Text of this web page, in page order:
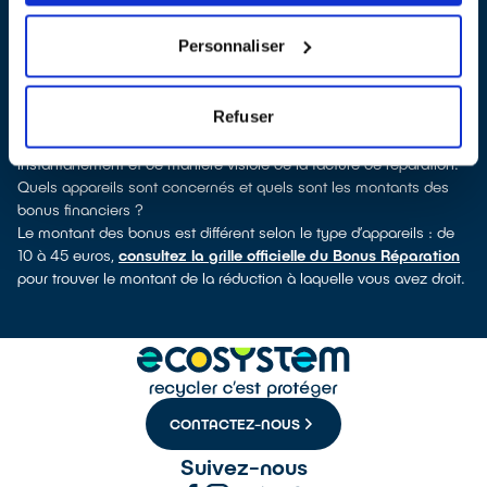
Personnaliser
Refuser
découvrirez pour quels types d’appareils ce professionnel a
TV, smartphone, outils électriques : à chaque famille d’appareils
son réparateur spécialisé et labellisé QualiRépar.
Comment bénéficier du Bonus Réparation à Porto Vecchio ?
Le Bonus Réparation est en vigueur chez tous les professionnels
de la réparation ayant obtenu le label QualiRépar. Il est déduit
instantanément et de manière visible de la facture de réparation.
Quels appareils sont concernés et quels sont les montants des
bonus financiers ?
Le montant des bonus est différent selon le type d’appareils : de
10 à 45 euros, consultez la grille officielle du Bonus Réparation
pour trouver le montant de la réduction à laquelle vous avez droit.
CONTACTEZ-NOUS
Suivez-nous